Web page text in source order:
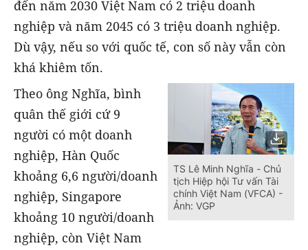
đến năm 2030 Việt Nam có 2 triệu doanh
nghiệp và năm 2045 có 3 triệu doanh nghiệp.
Dù vậy, nếu so với quốc tế, con số này vẫn còn
khá khiêm tốn.
TS Lê Minh Nghĩa - Chủ
tịch Hiệp hội Tư vấn Tài
chính Việt Nam (VFCA) -
Ảnh: VGP
Theo ông Nghĩa, bình
quân thế giới cứ 9
người có một doanh
nghiệp, Hàn Quốc
khoảng 6,6 người/doanh
nghiệp, Singapore
khoảng 10 người/doanh
nghiệp, còn Việt Nam